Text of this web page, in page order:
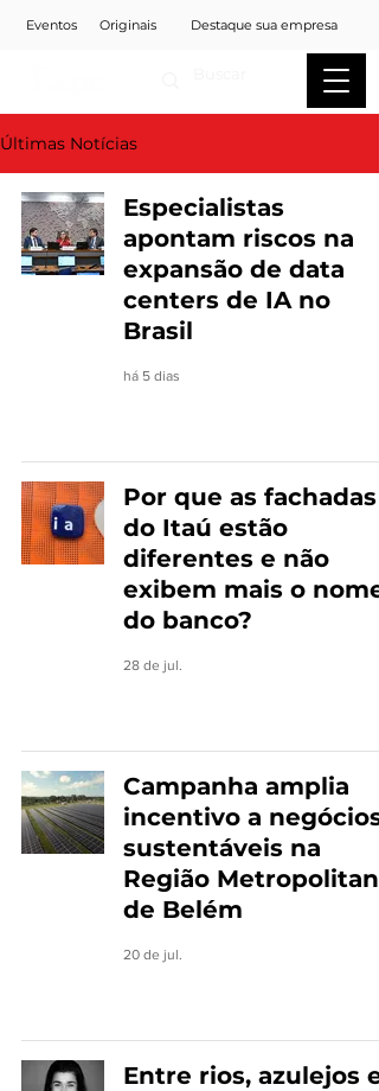
Eventos Originais Destaque sua empresa
Últimas Notícias
Especialistas
apontam riscos na
expansão de data
centers de IA no
Brasil
há 5 dias
Por que as fachadas
do Itaú estão
diferentes e não
exibem mais o nome
do banco?
28 de jul.
Campanha amplia
incentivo a negócios
sustentáveis na
Região Metropolitana
de Belém
20 de jul.
Entre rios, azulejos e